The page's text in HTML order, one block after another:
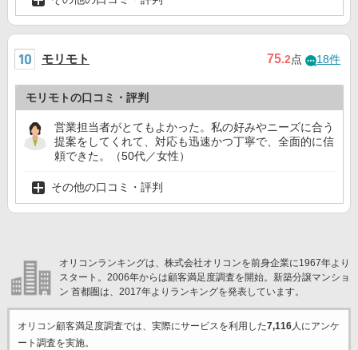
モリモト 75.2点 18件
モリモトの口コミ・評判
営業担当者がとてもよかった。私の好みやニーズに合う
提案をしてくれて、対応も迅速かつ丁寧で、全面的に信
頼できた。（50代／女性）
その他の口コミ・評判
オリコンランキングは、株式会社オリコンを前身企業に1967年より
スタート。2006年からは顧客満足度調査を開始。新築分譲マンショ
ン 首都圏は、2017年よりランキングを発表しています。
オリコン顧客満足度調査では、実際にサービスを利用した7,116人にアンケ
ート調査を実施。